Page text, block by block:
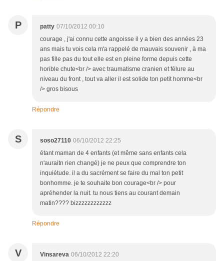
P patty 07/10/2012 00:10
courage , j'ai connu cette angoisse il y a bien des années 23
ans mais tu vois cela m'a rappelé de mauvais souvenir , à ma
pas fille pas du tout elle est en pleine forme depuis cette
horible chute<br /> avec traumatisme cranien et félure au
niveau du front , tout va aller il est solide ton petit homme<br
/> gros bisous
Répondre
S soso27110 06/10/2012 22:25
étant maman de 4 enfants (et même sans enfants cela
n'auraitn rien changé) je ne peux que comprendre ton
inquiétude. il a du sacrément se faire du mal ton petit
bonhomme. je te souhaite bon courage<br /> pour
apréhender la nuit. tu nous tiens au courant demain
matin???? bizzzzzzzzzzzz
Répondre
V Vinsareva 06/10/2012 22:20